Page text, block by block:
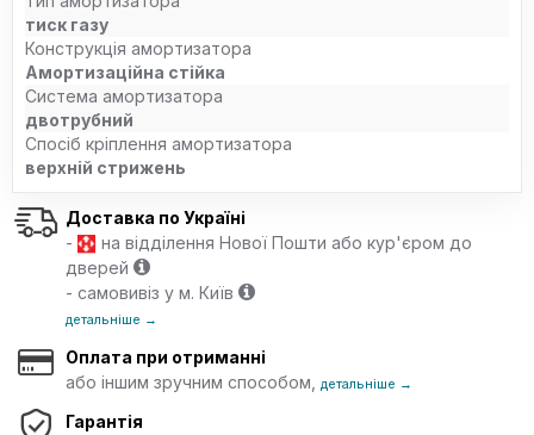
тиск газу
Конструкція амортизатора
Амортизаційна стійка
Система амортизатора
двотрубний
Спосіб кріплення амортизатора
верхній стрижень
Доставка по Україні
-
на відділення Нової Пошти або кур'єром до
дверей
- самовивіз у м. Київ
детальніше →
Оплата при отриманні
або іншим зручним способом,
детальніше →
Гарантія